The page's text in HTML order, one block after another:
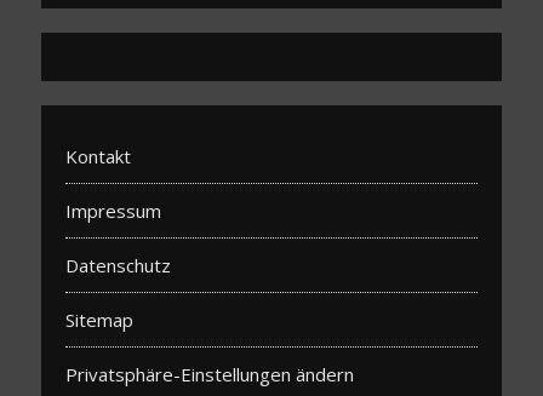
Kontakt
Impressum
Datenschutz
Sitemap
Privatsphäre-Einstellungen ändern